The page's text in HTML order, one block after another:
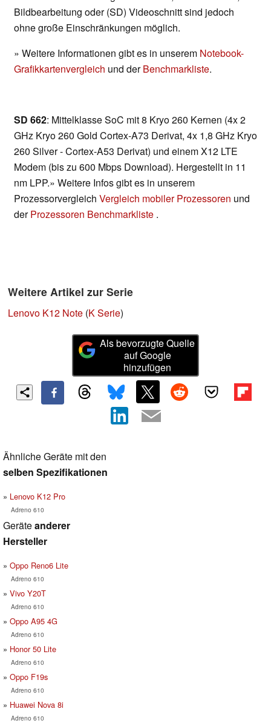
Bildbearbeitung oder (SD) Videoschnitt sind jedoch
ohne große Einschränkungen möglich.
» Weitere Informationen gibt es in unserem Notebook-
Grafikkartenvergleich und derBenchmarkliste.
SD 662: Mittelklasse SoC mit 8 Kryo 260 Kernen (4x 2
GHz Kryo 260 Gold Cortex-A73 Derivat, 4x 1,8 GHz Kryo
260 Silver - Cortex-A53 Derivat) und einem X12 LTE
Modem (bis zu 600 Mbps Download). Hergestellt in 11
nm LPP.» Weitere Infos gibt es in unserem
Prozessorvergleich Vergleich mobiler Prozessoren und
derProzessoren Benchmarkliste .
Weitere Artikel zur Serie
Lenovo K12 Note (K Serie)
Als bevorzugte Quelle
auf Google
hinzufügen
Ähnliche Geräte mit den
selben Spezifikationen
Lenovo K12 Pro
Adreno 610
Geräteanderer
Hersteller
Oppo Reno6 Lite
Adreno 610
Vivo Y20T
Adreno 610
Oppo A95 4G
Adreno 610
Honor 50 Lite
Adreno 610
Oppo F19s
Adreno 610
Huawei Nova 8i
Adreno 610